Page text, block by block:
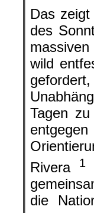
Das
des
wild
Tagen
Rivera
1,
die